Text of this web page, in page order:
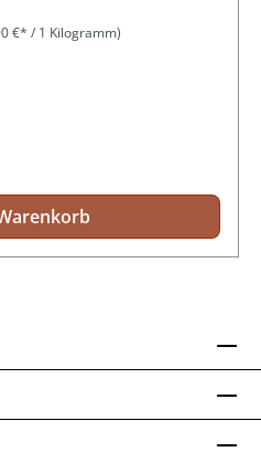
€* / 1 Kilogramm)